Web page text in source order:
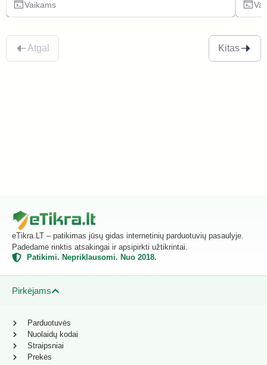
Vaikams
Atgal Kitas
eTikra.LT – patikimas jūsų gidas internetinių parduotuvių pasaulyje.
Padedame rinktis atsakingai ir apsipirkti užtikrintai.
Patikimi. Nepriklausomi. Nuo 2018.
Pirkėjams
Parduotuvės
Nuolaidų kodai
Straipsniai
Prekės